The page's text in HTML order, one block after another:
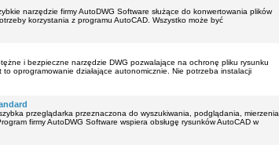
narzędzie firmy AutoDWG Software służące do konwertowania plików
korzystania z programu AutoCAD. Wszystko może być
i bezpieczne narzędzie DWG pozwalające na ochronę pliku rysunku
oprogramowanie działające autonomicznie. Nie potrzeba instalacji
przeglądarka przeznaczona do wyszukiwania, podglądania, mierzenia
firmy AutoDWG Software wspiera obsługę rysunków AutoCAD w